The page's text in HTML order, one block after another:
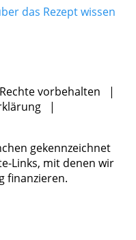
das Rezept wissen
vorbehalten |
|
gekennzeichnet
Links, mit denen wir
finanzieren.